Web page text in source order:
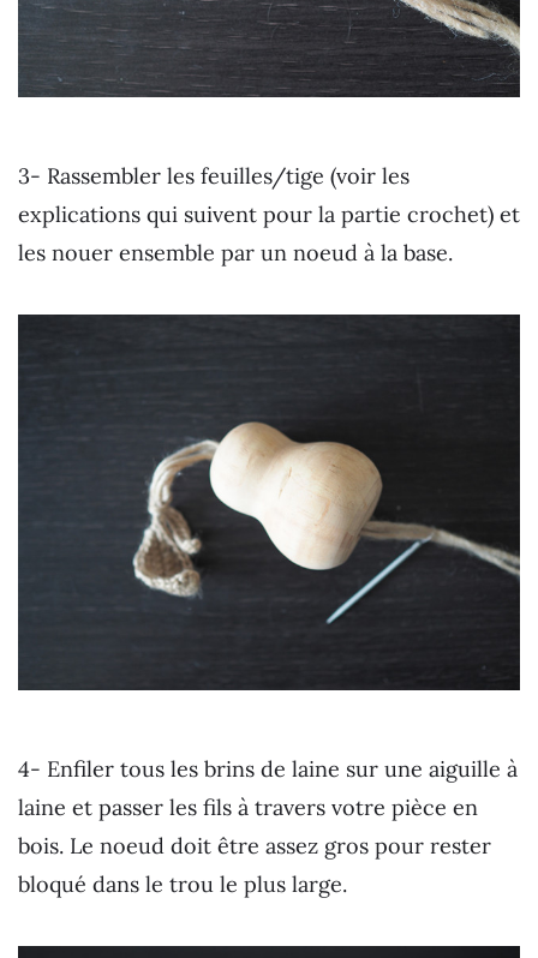
3- Rassembler les feuilles/tige (voir les
explications qui suivent pour la partie crochet) et
les nouer ensemble par un noeud à la base.
4- Enfiler tous les brins de laine sur une aiguille à
laine et passer les fils à travers votre pièce en
bois. Le noeud doit être assez gros pour rester
bloqué dans le trou le plus large.